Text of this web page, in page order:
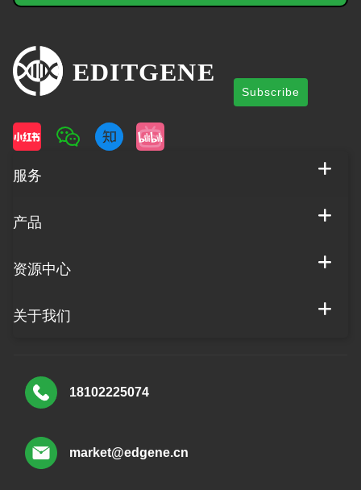
Subscribe
服务
产品
资源中心
关于我们
18102225074
market@edgene.cn